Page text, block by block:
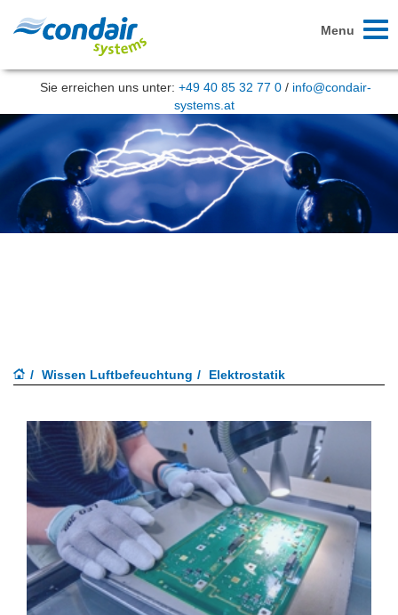
Menu
Sie erreichen uns unter: +49 40 85 32 77 0 / info@condair-
systems.at
Wissen Luftbefeuchtung Elektrostatik